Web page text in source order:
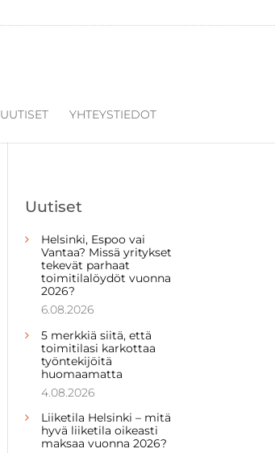
UUTISET YHTEYSTIEDOT
Uutiset
Helsinki, Espoo vai
Vantaa? Missä yritykset
tekevät parhaat
toimitilalöydöt vuonna
2026?
6.08.2026
5 merkkiä siitä, että
toimitilasi karkottaa
työntekijöitä
huomaamatta
4.08.2026
Liiketila Helsinki – mitä
hyvä liiketila oikeasti
maksaa vuonna 2026?